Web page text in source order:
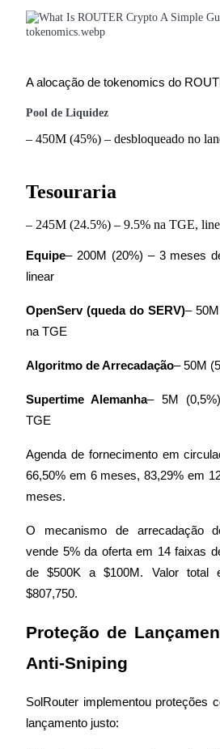
BTC Welcome Rewards
Deposit & Trade BTC to Share
Deposit CASHCAT & Win
Exclusive for BitMart Users
Register & Trade to Win 500,000
Trade Gold & Silver · 33,333
USDT Flexible Staking | Daily
BTC New User Exclusive: 6.5%
A alocação de tokenomics do
Pool de Liquidez
– 450M (45%) – desbloqueado no
Tesouraria
– 245M (24.5%) – 9.5% na TGE,
Equipe– 200M (20%) – 3 meses
linear
OpenServ (queda do SERV)–
na TGE
Algoritmo de Arrecadação– 50M
Supertime Alemanha– 5M
TGE
Agenda de fornecimento em
66,50% em 6 meses, 83,29% em
meses.
O mecanismo de arrecadação
vende 5% da oferta em 14 faixas
de $500K a $100M. Valor total
$807,750.
Proteção de
Anti-Sniping
SolRouter implementou proteções
lançamento justo: